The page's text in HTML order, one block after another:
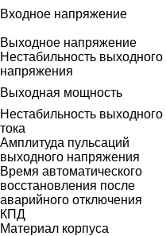
Входное напряжение
Выходное напряжение
Нестабильность выходного
напряжения
Выходная мощность
Нестабильность выходного
тока
Амплитуда пульсаций
выходного напряжения
Время автоматического
восстановления после
аварийного отключения
КПД
Материал корпуса